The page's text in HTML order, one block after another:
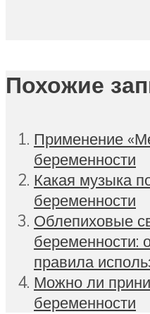
Похожие
Применение
беременности
Какая музыка
беременности
Облепиховые
беременности:
правила
Можно ли
беременности